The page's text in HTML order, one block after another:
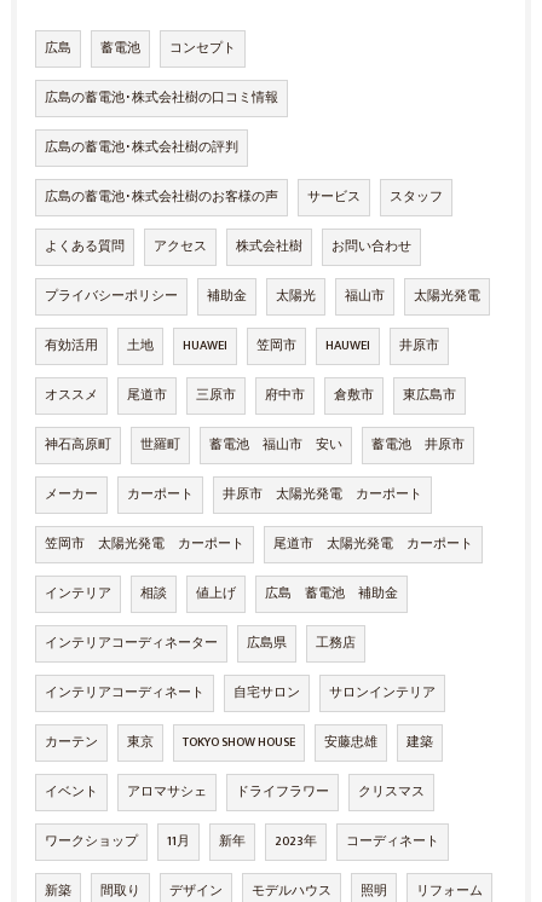
広島 蓄電池 コンセプト
広島の蓄電池･株式会社樹の口コミ情報
広島の蓄電池･株式会社樹の評判
広島の蓄電池･株式会社樹のお客様の声 サービス スタッフ
よくある質問 アクセス 株式会社樹 お問い合わせ
プライバシーポリシー 補助金 太陽光 福山市 太陽光発電
有効活用 土地 HUAWEI 笠岡市 HAUWEI 井原市
オススメ 尾道市 三原市 府中市 倉敷市 東広島市
神石高原町 世羅町 蓄電池 福山市 安い 蓄電池 井原市
メーカー カーポート 井原市 太陽光発電 カーポート
笠岡市 太陽光発電 カーポート 尾道市 太陽光発電 カーポート
インテリア 相談 値上げ 広島 蓄電池 補助金
インテリアコーディネーター 広島県 工務店
インテリアコーディネート 自宅サロン サロンインテリア
カーテン 東京 TOKYO SHOW HOUSE 安藤忠雄 建築
イベント アロマサシェ ドライフラワー クリスマス
ワークショップ 11月 新年 2023年 コーディネート
新築 間取り デザイン モデルハウス 照明 リフォーム